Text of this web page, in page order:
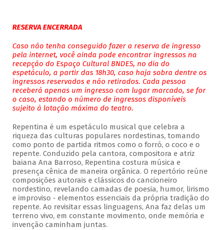
RESERVA ENCERRADA
Caso não tenha conseguido fazer a reserva de ingresso
pela internet, você ainda pode encontrar ingressos na
recepção do Espaço Cultural BNDES, no dia do
espetáculo, a partir das 18h30, caso haja sobra dentre os
ingressos reservados e não retirados. Cada pessoa
receberá apenas um ingresso com lugar marcado, se for
o caso, estando o número de ingressos disponíveis
sujeito à lotação máxima do teatro.
Repentina é um espetáculo musical que celebra a
riqueza das culturas populares nordestinas, tomando
como ponto de partida ritmos como o forró, o coco e o
repente. Conduzido pela cantora, compositora e atriz
baiana Ana Barroso, Repentina costura música e
presença cênica de maneira orgânica. O repertório reúne
composições autorais e clássicos do cancioneiro
nordestino, revelando camadas de poesia, humor, lirismo
e improviso - elementos essenciais da própria tradição do
repente. Ao revisitar essas linguagens, Ana faz delas um
terreno vivo, em constante movimento, onde memória e
invenção caminham juntas.